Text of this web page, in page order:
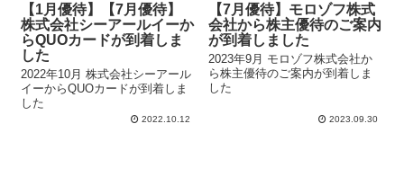
【1月優待】【7月優待】
株式会社シーアールイーか
らQUOカードが到着しま
した
2022年10月 株式会社シーアール
イーからQUOカードが到着しま
した
2022.10.12
【7月優待】モロゾフ株式
会社から株主優待のご案内
が到着しました
2023年9月 モロゾフ株式会社か
ら株主優待のご案内が到着しま
した
2023.09.30